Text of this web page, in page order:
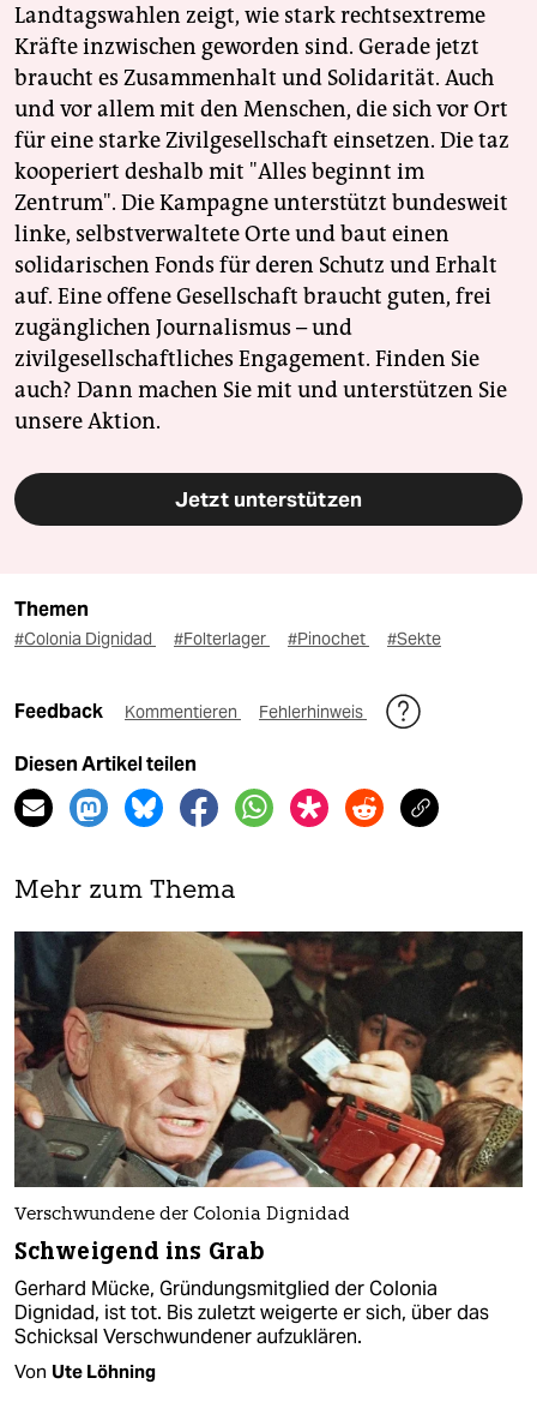
Landtagswahlen zeigt, wie stark rechtsextreme
Kräfte inzwischen geworden sind. Gerade jetzt
braucht es Zusammenhalt und Solidarität. Auch
und vor allem mit den Menschen, die sich vor Ort
für eine starke Zivilgesellschaft einsetzen. Die taz
kooperiert deshalb mit "Alles beginnt im
Zentrum". Die Kampagne unterstützt bundesweit
linke, selbstverwaltete Orte und baut einen
solidarischen Fonds für deren Schutz und Erhalt
auf. Eine offene Gesellschaft braucht guten, frei
zugänglichen Journalismus – und
zivilgesellschaftliches Engagement. Finden Sie
auch? Dann machen Sie mit und unterstützen Sie
unsere Aktion.
Jetzt unterstützen
Themen
#Colonia Dignidad #Folterlager #Pinochet #Sekte
Feedback Kommentieren Fehlerhinweis
Diesen Artikel teilen
Mehr zum Thema
Verschwundene der Colonia Dignidad
Schweigend ins Grab
Gerhard Mücke, Gründungsmitglied der Colonia
Dignidad, ist tot. Bis zuletzt weigerte er sich, über das
Schicksal Verschwundener aufzuklären.
Von Ute Löhning